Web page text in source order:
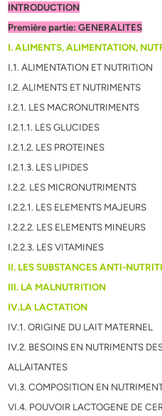
INTRODUCTION
Première partie: GENERALITES
I. ALIMENTS, ALIMENTATION,
I.1. ALIMENTATION ET NUTRITION
I.2. ALIMENTS ET NUTRIMENTS
I.2.1. LES MACRONUTRIMENTS
I.2.1.1. LES GLUCIDES
I.2.1.2. LES PROTEINES
I.2.1.3. LES LIPIDES
I.2.2. LES MICRONUTRIMENTS
I.2.2.1. LES ELEMENTS MAJEURS
I.2.2.2. LES ELEMENTS MINEURS
I.2.2.3. LES VITAMINES
II. LES SUBSTANCES ANTI-
III. LA MALNUTRITION
IV.LA LACTATION
IV.1. ORIGINE DU LAIT MATERNEL
IV.2. BESOINS EN NUTRIMENTS
ALLAITANTES
VI.3. COMPOSITION EN
VI.4. POUVOIR LACTOGENE DE